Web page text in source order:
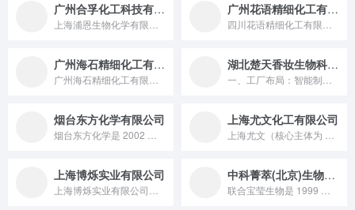
广州合孚化工科技有限公司 广州花语精细化工有限公司
广州海石精细化工有限公司 湖北楚天香妆生物科技有限公司
烟台东方化学有限公司 上海尤文化工有限公司
上海博烁实业有限公司 中科菁萃(北京)生物科技有限公司